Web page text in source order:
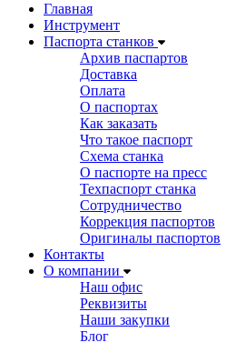
Главная
Инструмент
Паспорта станков
Архив паспартов
Доставка
Оплата
О паспортах
Как заказать
Что такое паспорт
Схема станка
О паспорте на пресс
Техпаспорт станка
Сотрудничество
Коррекция паспортов
Оригиналы паспортов
Контакты
О компании
Наш офис
Реквизиты
Наши закупки
Блог